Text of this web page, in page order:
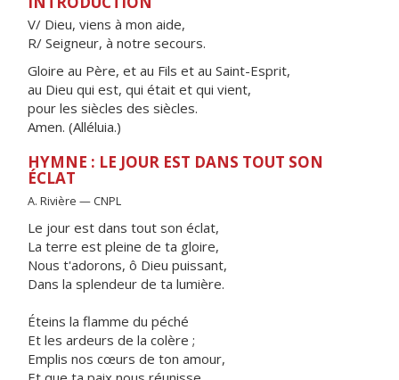
V/ Dieu, viens à mon aide,
R/ Seigneur, à notre secours.
Gloire au Père, et au Fils et au Saint-Esprit,
au Dieu qui est, qui était et qui vient,
pour les siècles des siècles.
Amen. (Alléluia.)
HYMNE : LE JOUR EST DANS TOUT SON
ÉCLAT
A. Rivière — CNPL
Le jour est dans tout son éclat,
La terre est pleine de ta gloire,
Nous t'adorons, ô Dieu puissant,
Dans la splendeur de ta lumière.
Éteins la flamme du péché
Et les ardeurs de la colère ;
Emplis nos cœurs de ton amour,